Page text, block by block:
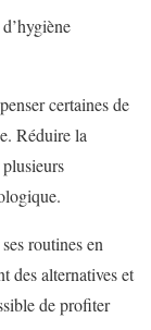
certaines de
Réduire la
routines en
des alternatives et
de profiter